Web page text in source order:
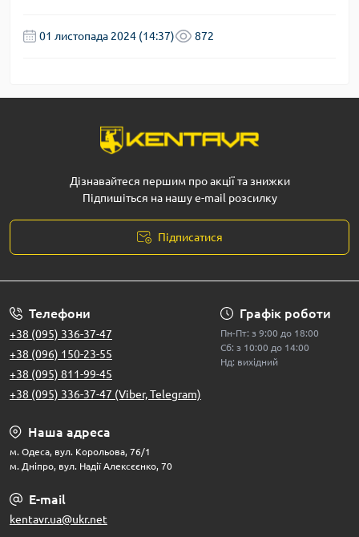
01 листопада 2024 (14:37) 872
Дізнавайтеся першим про акції та знижки
Підпишіться на нашу e-mail розсилку
Підписатися
Телефони
+38 (095) 336-37-47
+38 (096) 150-23-55
+38 (095) 811-99-45
+38 (095) 336-37-47 (Viber, Telegram)
Графік роботи
Пн-Пт: з 9:00 до 18:00
Сб: з 10:00 до 14:00
Нд: вихідний
Наша адреса
м. Одеса, вул. Корольова, 76/1
м. Дніпро, вул. Надії Алексєєнко, 70
E-mail
kentavr.ua@ukr.net